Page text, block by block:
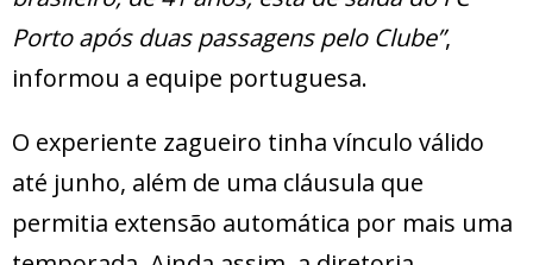
Porto após duas passagens pelo Clube”,
informou a equipe portuguesa.
O experiente zagueiro tinha vínculo válido
até junho, além de uma cláusula que
permitia extensão automática por mais uma